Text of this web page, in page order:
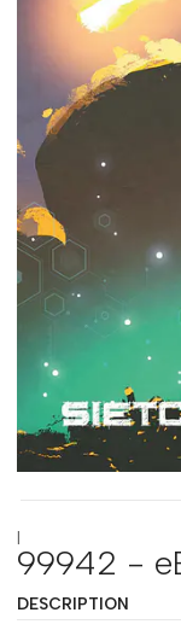
|
99942 -
DESCRIPTION